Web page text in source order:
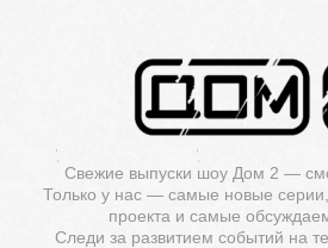
Свежие выпуски шоу Дом 2 —
Только у нас — самые новые серии,
проекта и самые
Следи за развитием событий на